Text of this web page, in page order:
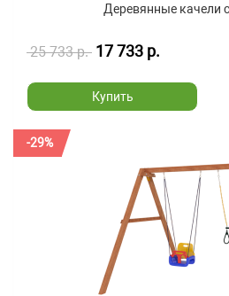
Деревянные качели
25 733 р. 17 733 р.
Купить
-29%